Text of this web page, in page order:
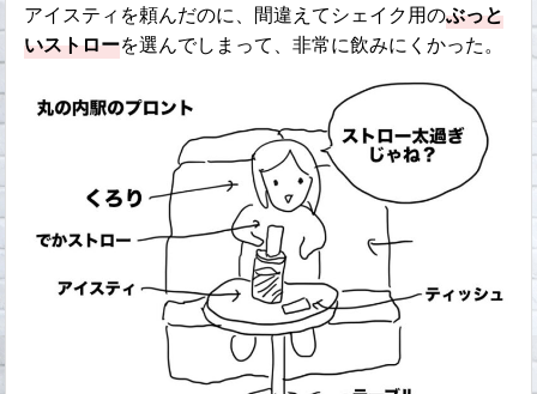
アイスティを頼んだのに、間違えてシェイク用のぶっと
いストローを選んでしまって、非常に飲みにくかった。